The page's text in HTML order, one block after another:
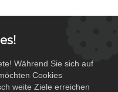
Designraketen
Während Sie sich auf
Cookies
weite Ziele erreichen